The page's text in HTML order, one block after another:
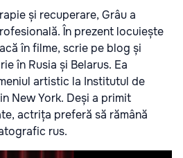
și recuperare, Grâu a
În prezent locuiește
în filme, scrie pe blog și
în Rusia și Belarus. Ea
artistic la Institutul de
New York. Deși a primit
actrița preferă să rămână
rus.